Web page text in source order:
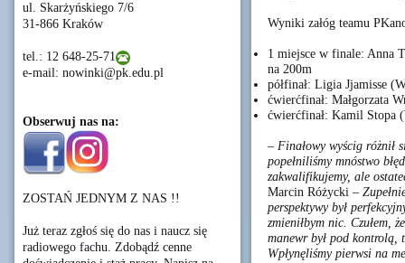
ul. Skarżyńskiego 7/6
31-866 Kraków
tel.: 12 648-25-71
e-mail: nowinki@pk.edu.pl
Obserwuj nas na:
ZOSTAŃ JEDNYM Z NAS !!
Już teraz zgłoś się do nas i naucz się
radiowego fachu. Zdobądź cenne
Wyniki załóg teamu
1 miejsce w finale: Anna
na 200m
półfinał: Ligia Jjamisse
ćwierćfinał: Małgorzata
ćwierćfinał: Kamil
– Finałowy wyścig różnił
popełniliśmy mnóstwo
zakwalifikujemy, ale
Marcin Różycki –
perspektywy był
zmieniłbym nic. Czułem,
manewr był pod kontrolą,
Wpłynęliśmy pierwsi na